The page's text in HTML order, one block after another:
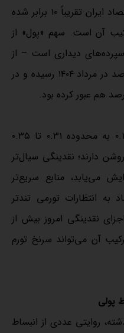
کمتر از یک دهه، اندازه پول در اقتصاد ایران تقریباً ۱۰ برابر شده
آن است. سهم «پول» از
دیداری است – از
۱۳ درصد در ۱۳۹۵ به حدود ۲۴ درصد در مرداد ۱۴۰۴ رسیده و در
نسبت پول به شبه پول نیز از ۰.۱۵ به محدوده ۰.۳۱ تا ۰.۳۵
دارند؛ نقدینگی سیال‌تر
می‌یابد، منابع سریع‌تر
انتظارات تورمی تندتر
نقدینگی امروز بیش از
آن می‌تواند سرنخ تورم
پولی
روایتی عددی از انبساط